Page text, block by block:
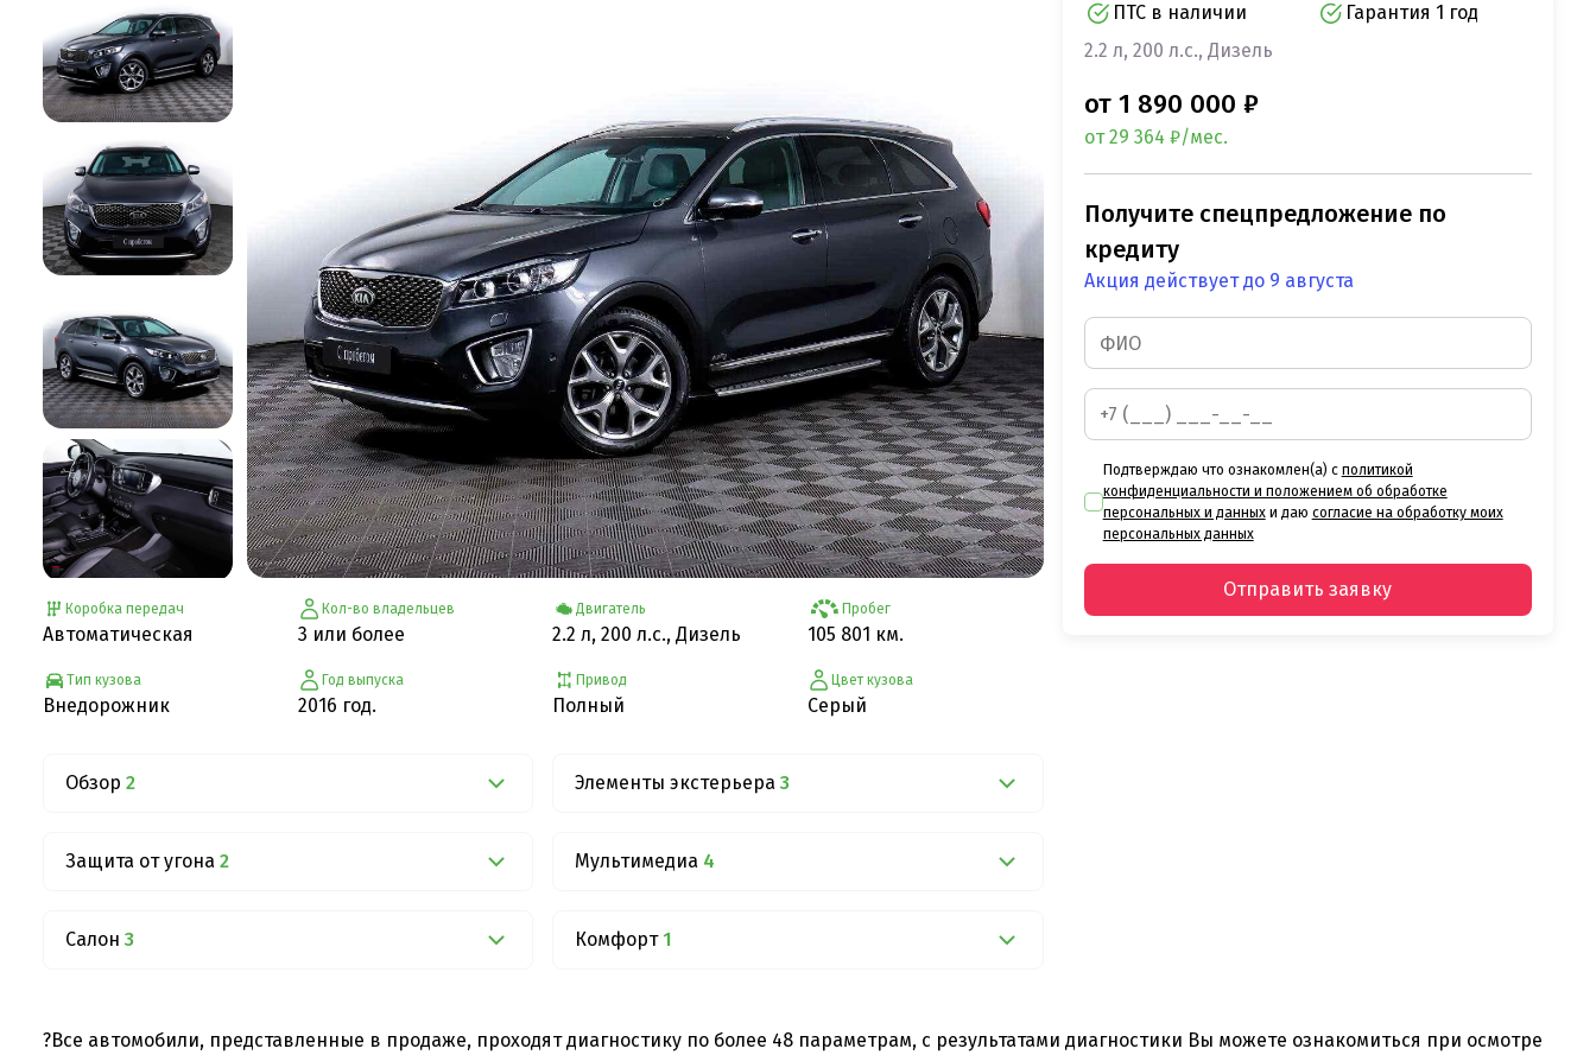
Коробка передач
Автоматическая
Тип кузова
Внедорожник
Кол-во владельцев
3 или более
Год выпуска
2016 год.
Двигатель
2.2 л, 200 л.с., Дизель
Привод
Полный
Пробег
105 801 км.
Цвет кузова
Серый
Обзор 2 Элементы экстерьера 3
Защита от угона 2 Мультимедиа 4
Салон 3 Комфорт 1
ПТС в наличии
Гарантия 1 год
2.2 л, 200 л.с., Дизель
от 1 890 000 ₽
от 29 364 ₽/мес.
Получите спецпредложение по
кредиту
Акция действует до 9 августа
Подтверждаю что ознакомлен(а) с политикой
конфиденциальности и положением об обработке
персональных и данныхи даю согласие на обработку моих
персональных данных
Отправить заявку
?Все автомобили, представленные в продаже, проходят диагностику по более 48 параметрам, с результатами диагностики Вы можете ознакомиться при осмотре